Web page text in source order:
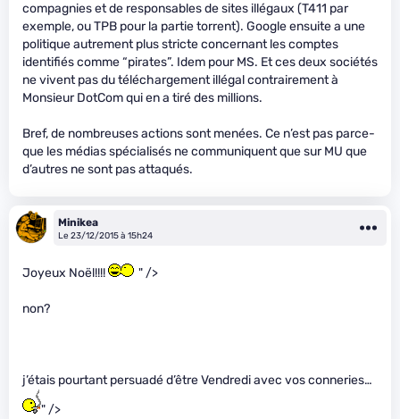
compagnies et de responsables de sites illégaux (T411 par
exemple, ou TPB pour la partie torrent). Google ensuite a une
politique autrement plus stricte concernant les comptes
identifiés comme “pirates”. Idem pour MS. Et ces deux sociétés
ne vivent pas du téléchargement illégal contrairement à
Monsieur DotCom qui en a tiré des millions.
Bref, de nombreuses actions sont menées. Ce n’est pas parce-
que les médias spécialisés ne communiquent que sur MU que
d’autres ne sont pas attaqués.
Minikea
Le 23/12/2015 à 15h24
Joyeux Noël!!!! " />
non?
j’étais pourtant persuadé d’être Vendredi avec vos conneries…
" />